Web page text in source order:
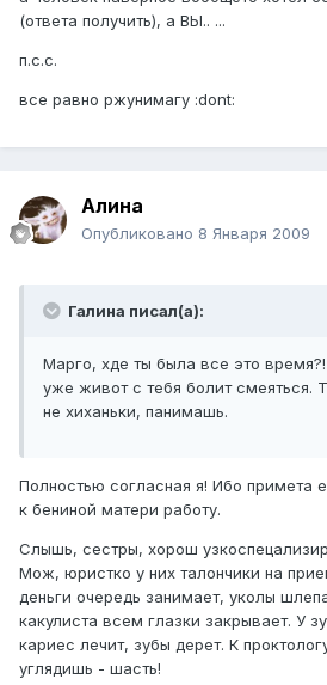
(ответа получить), а ВЫ.. ...
п.с.с.
все равно ржунимагу :dont:
Алина
Опубликовано 8 Января 2009
Галина писал(а):
Марго, хде ты была все это
уже живот с тебя болит смеяться.
не хиханьки, панимашь.
Полностью согласная я! Ибо примета
к бениной матери работу.
Слышь, сестры, хорош
Мож, юристко у них талончики на
деньги очередь занимает, уколы
какулиста всем глазки закрывает. У
кариес лечит, зубы дерет. К
углядишь - шасть!